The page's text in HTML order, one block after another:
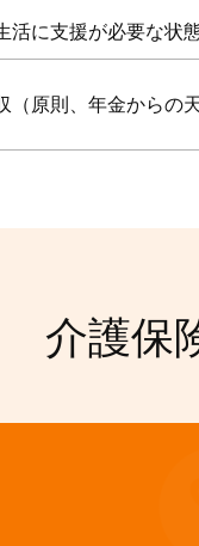
活に支援が必要な状態
原則、年金からの天
介護保